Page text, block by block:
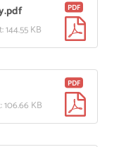
144.55 KB
PDF
106.66 KB
PDF